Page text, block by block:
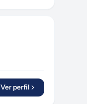
Ver perfil